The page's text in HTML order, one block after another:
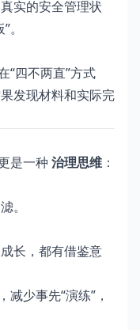
实的安全管理状
“四不两直”方式
发现材料和实际完
是一种 治理思维 ：
。
长，都有借鉴意
少事先“演练”，